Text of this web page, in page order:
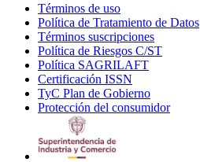
Términos de uso
in
new
window
Política de Tratamiento de Datos
Términos suscripciones
in
Política de Riesgos C/ST
Política SAGRILAFT
new
window
Certificación ISSN
in
new
TyC Plan de Gobierno
in
Protección del consumidorOpens